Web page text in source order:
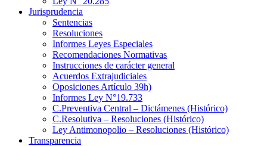
Jurisprudencia
Sentencias
Resoluciones
Informes Leyes Especiales
Recomendaciones Normativas
Instrucciones de carácter general
Acuerdos Extrajudiciales
Oposiciones Artículo 39h)
Informes Ley N°19.733
C.Preventiva Central – Dictámenes (Histórico)
C.Resolutiva – Resoluciones (Histórico)
Ley Antimonopolio – Resoluciones (Histórico)
Transparencia